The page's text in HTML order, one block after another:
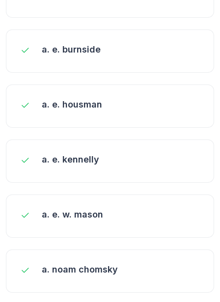
a. e. burnside
a. e. housman
a. e. kennelly
a. e. w. mason
a. noam chomsky